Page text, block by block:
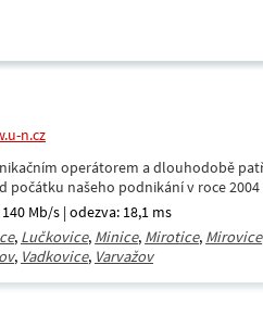
n.cz
operátorem a dlouhodobě
našeho podnikání v roce 2004
Mb/s | odezva: 18,1 ms
, Lučkovice, Minice, Mirotice, Mirovice
, Vadkovice, Varvažov